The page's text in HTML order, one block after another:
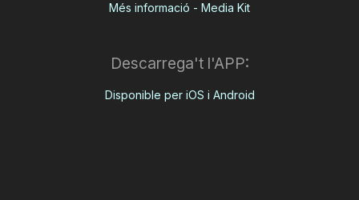
Més informació - Media Kit
Descarrega't l'APP:
Disponible per iOS i Android